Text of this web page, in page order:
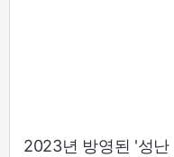
2023년 방영된 '성